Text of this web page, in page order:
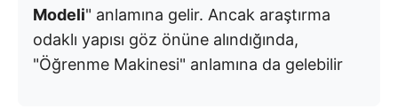
Modeli" anlamına gelir. Ancak araştırma
odaklı yapısı göz önüne alındığında,
"Öğrenme Makinesi" anlamına da gelebilir